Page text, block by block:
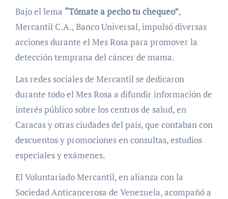
Bajo el lema “Tómate a pecho tu chequeo”,
Mercantil C.A., Banco Universal, impulsó diversas
acciones durante el Mes Rosa para promover la
detección temprana del cáncer de mama.
Las redes sociales de Mercantil se dedicaron
durante todo el Mes Rosa a difundir información de
interés público sobre los centros de salud, en
Caracas y otras ciudades del país, que contaban con
descuentos y promociones en consultas, estudios
especiales y exámenes.
El Voluntariado Mercantil, en alianza con la
Sociedad Anticancerosa de Venezuela, acompañó a